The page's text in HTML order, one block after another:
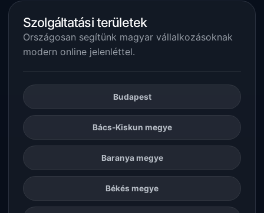
Szolgáltatási területek
Országosan segítünk magyar vállalkozásoknak
modern online jelenléttel.
Budapest
Bács-Kiskun megye
Baranya megye
Békés megye